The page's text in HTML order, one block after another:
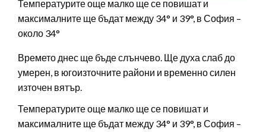
Температурите още малко ще се повишат и
максималните ще бъдат между 34° и 39°, в София –
около 34°
Времето днес ще бъде слънчево. Ще духа слаб до
умерен, в югоизточните райони и временно силен
източен вятър.
Температурите още малко ще се повишат и
максималните ще бъдат между 34° и 39°, в София –